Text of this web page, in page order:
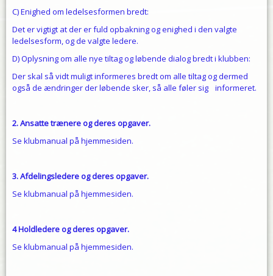
C) Enighed om ledelsesformen bredt:
Det er vigtigt at der er fuld opbakning og enighed i den valgte
ledelsesform, og de valgte ledere.
D) Oplysning om alle nye tiltag og løbende dialog bredt i klubben:
Der skal så vidt muligt informeres bredt om alle tiltag og dermed
også de ændringer der løbende sker, så alle føler sig informeret.
2. Ansatte trænere og deres opgaver.
Se klubmanual på hjemmesiden.
3. Afdelingsledere og deres opgaver.
Se klubmanual på hjemmesiden.
4 Holdledere og deres opgaver.
Se klubmanual på hjemmesiden.